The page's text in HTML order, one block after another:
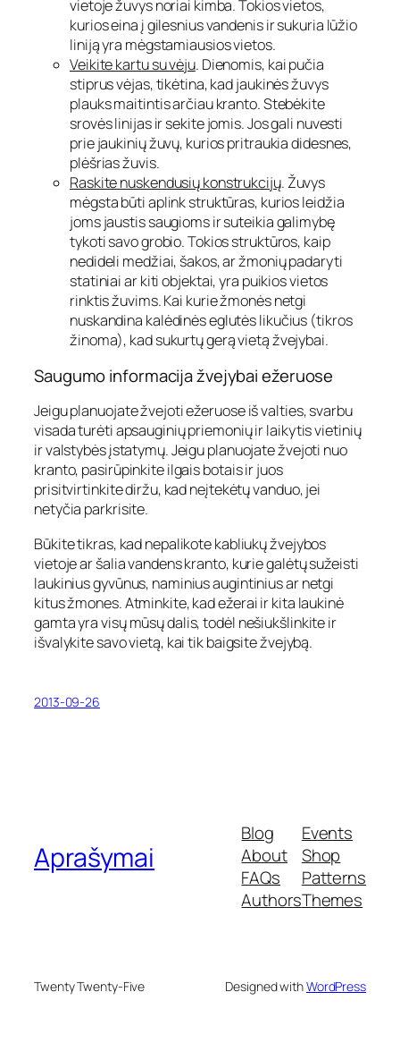
vietoje žuvys noriai kimba. Tokios vietos,
kurios eina į gilesnius vandenis ir sukuria lūžio
liniją yra mėgstamiausios vietos.
Veikite kartu su vėju. Dienomis, kai pučia
stiprus vėjas, tikėtina, kad jaukinės žuvys
plauks maitintis arčiau kranto. Stebėkite
srovės linijas ir sekite jomis. Jos gali nuvesti
prie jaukinių žuvų, kurios pritraukia didesnes,
plėšrias žuvis.
Raskite nuskendusių konstrukcijų. Žuvys
mėgsta būti aplink struktūras, kurios leidžia
joms jaustis saugioms ir suteikia galimybę
tykoti savo grobio. Tokios struktūros, kaip
nedideli medžiai, šakos, ar žmonių padaryti
statiniai ar kiti objektai, yra puikios vietos
rinktis žuvims. Kai kurie žmonės netgi
nuskandina kalėdinės eglutės likučius (tikros
žinoma), kad sukurtų gerą vietą žvejybai.
Saugumo informacija žvejybai ežeruose
Jeigu planuojate žvejoti ežeruose iš valties, svarbu
visada turėti apsauginių priemonių ir laikytis vietinių
ir valstybės įstatymų. Jeigu planuojate žvejoti nuo
kranto, pasirūpinkite ilgais botais ir juos
prisitvirtinkite diržu, kad neįtekėtų vanduo, jei
netyčia parkrisite.
Būkite tikras, kad nepalikote kabliukų žvejybos
vietoje ar šalia vandens kranto, kurie galėtų sužeisti
laukinius gyvūnus, naminius augintinius ar netgi
kitus žmones. Atminkite, kad ežerai ir kita laukinė
gamta yra visų mūsų dalis, todėl nešiukšlinkite ir
išvalykite savo vietą, kai tik baigsite žvejybą.
2013-09-26
Aprašymai
Blog
About
FAQs
Authors
Events
Shop
Patterns
Themes
Twenty Twenty-Five Designed withWordPress